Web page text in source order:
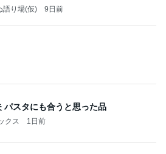
語り場(仮) 9日前
パスタにも合うと思った品
クス 1日前